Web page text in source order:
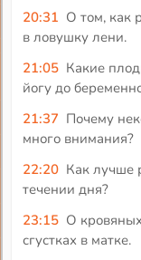
20:31 О том, как
в ловушку лени.
21:05 Какие
йогу до
21:37 Почему
много внимания?
22:20 Как лучше
течении дня?
23:15 О
сгустках в матке.